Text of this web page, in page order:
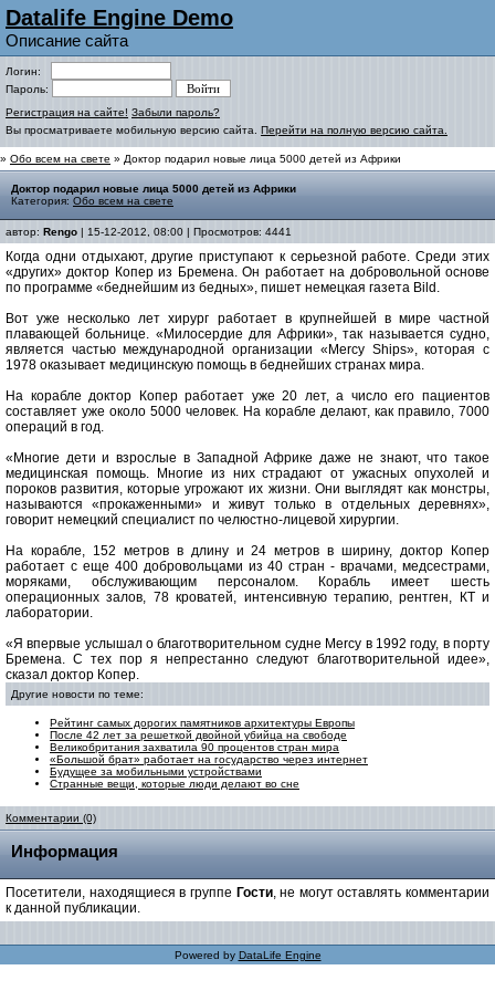
Datalife Engine Demo
Описание сайта
Логин:
Пароль:
Регистрация на сайте! Забыли пароль?
Вы просматриваете мобильную версию сайта. Перейти на полную версию сайта.
» Обо всем на свете » Доктор подарил новые лица 5000 детей из Африки
Доктор подарил новые лица 5000 детей из Африки
Категория: Обо всем на свете
автор: Rengo | 15-12-2012, 08:00 | Просмотров: 4441
Когда одни отдыхают, другие приступают к серьезной работе. Среди этих
«других» доктор Копер из Бремена. Он работает на добровольной основе
по программе «беднейшим из бедных», пишет немецкая газета Bild.
Вот уже несколько лет хирург работает в крупнейшей в мире частной
плавающей больнице. «Милосердие для Африки», так называется судно,
является частью международной организации «Mercy Ships», которая с
1978 оказывает медицинскую помощь в беднейших странах мира.
На корабле доктор Копер работает уже 20 лет, а число его пациентов
составляет уже около 5000 человек. На корабле делают, как правило, 7000
операций в год.
«Многие дети и взрослые в Западной Африке даже не знают, что такое
медицинская помощь. Многие из них страдают от ужасных опухолей и
пороков развития, которые угрожают их жизни. Они выглядят как монстры,
называются «прокаженными» и живут только в отдельных деревнях»,
говорит немецкий специалист по челюстно-лицевой хирургии.
На корабле, 152 метров в длину и 24 метров в ширину, доктор Копер
работает с еще 400 добровольцами из 40 стран - врачами, медсестрами,
моряками, обслуживающим персоналом. Корабль имеет шесть
операционных залов, 78 кроватей, интенсивную терапию, рентген, КТ и
лаборатории.
«Я впервые услышал о благотворительном судне Mercy в 1992 году, в порту
Бремена. С тех пор я непрестанно следуют благотворительной идее»,
сказал доктор Копер.
Другие новости по теме:
Рейтинг самых дорогих памятников архитектуры Европы
После 42 лет за решеткой двойной убийца на свободе
Великобритания захватила 90 процентов стран мира
«Большой брат» работает на государство через интернет
Будущее за мобильными устройствами
Странные вещи, которые люди делают во сне
Комментарии (0)
Информация
Посетители, находящиеся в группе Гости, не могут оставлять комментарии
к данной публикации.
Powered by DataLife Engine